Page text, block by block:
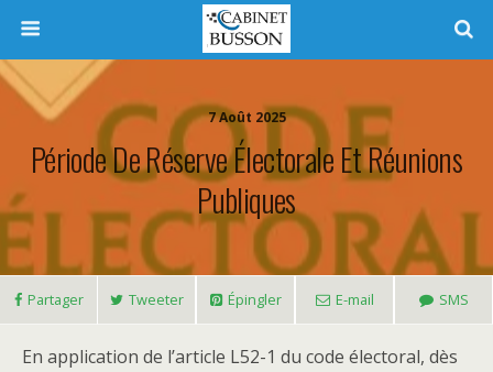
7 Août 2025
Période De Réserve Électorale Et Réunions
Publiques
Partager Tweeter Épingler E-mail SMS
En application de l’article L52-1 du code électoral, dès